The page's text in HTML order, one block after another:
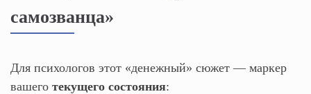
самозванца»
Для психологов этот «денежный» сюжет — маркер
вашего текущего состояния: